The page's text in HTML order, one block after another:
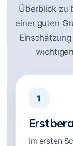
Überblick zu
einer guten
1
Im ersten